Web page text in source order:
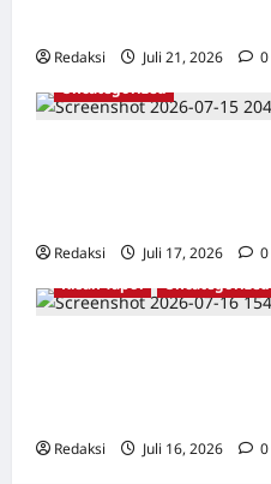
Redaksi Juli 21, 2026
0
Uncategorized
Redaksi Juli 17, 2026
0
Kisah Tapol
Uncategorized
Redaksi Juli 16, 2026 0